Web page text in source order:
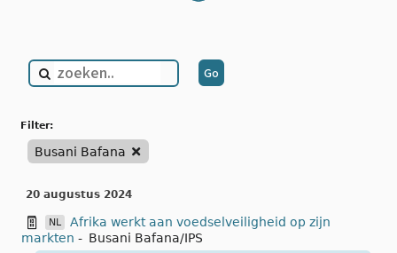
filter:
Busani Bafana
20 augustus 2024
NL
Afrika werkt aan voedselveiligheid op zijn
markten - Busani Bafana/IPS